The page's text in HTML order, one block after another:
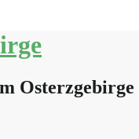
Osterzgebirge